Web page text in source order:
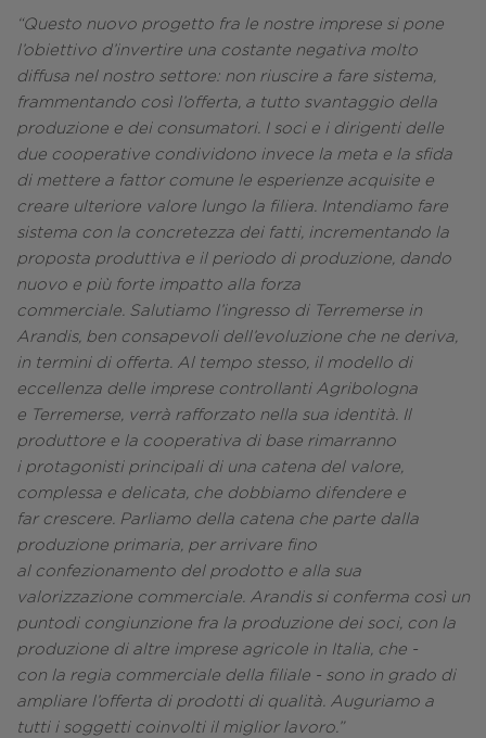
“Questo nuovo progetto fra le nostre imprese si pone
l’obiettivo d’invertire una costante negativa molto
diffusa nel nostro settore: non riuscire a fare sistema,
frammentando così l’offerta, a tutto svantaggio della
produzione e dei consumatori. I soci e i dirigenti delle
due cooperative condividono invece la meta e la sfida
di mettere a fattor comune le esperienze acquisite e
creare ulteriore valore lungo la filiera. Intendiamo fare
sistema con la concretezza dei fatti, incrementando la
proposta produttiva e il periodo di produzione, dando
nuovo e più forte impatto alla forza
commerciale. Salutiamo l’ingresso di Terremerse in
Arandis, ben consapevoli dell’evoluzione che ne deriva,
in termini di offerta. Al tempo stesso, il modello di
eccellenza delle imprese controllanti Agribologna
e Terremerse, verrà rafforzato nella sua identità. Il
produttore e la cooperativa di base rimarranno
i protagonisti principali di una catena del valore,
complessa e delicata, che dobbiamo difendere e
far crescere. Parliamo della catena che parte dalla
produzione primaria, per arrivare fino
al confezionamento del prodotto e alla sua
valorizzazione commerciale. Arandis si conferma così un
puntodi congiunzione fra la produzione dei soci, con la
produzione di altre imprese agricole in Italia, che -
con la regia commerciale della filiale - sono in grado di
ampliare l’offerta di prodotti di qualità. Auguriamo a
tutti i soggetti coinvolti il miglior lavoro.”